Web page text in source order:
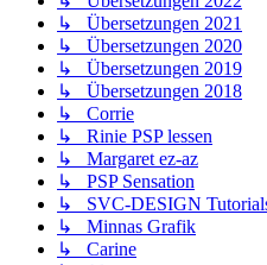
↳ Übersetzungen 2021
↳ Übersetzungen 2020
↳ Übersetzungen 2019
↳ Übersetzungen 2018
↳ Corrie
↳ Rinie PSP lessen
↳ Margaret ez-az
↳ PSP Sensation
↳ SVC-DESIGN
↳ Minnas Grafik
↳ Carine